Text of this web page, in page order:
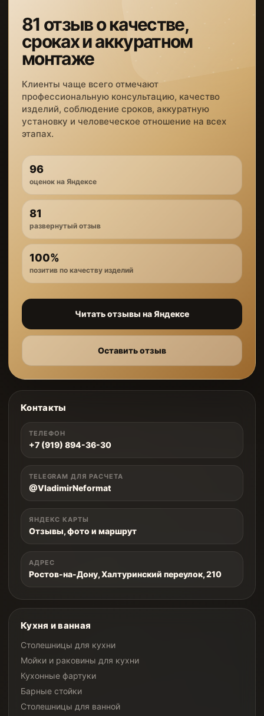
81 отзыв о качестве,
сроках и аккуратном
монтаже
Клиенты чаще всего отмечают
профессиональную консультацию, качество
изделий, соблюдение сроков, аккуратную
установку и человеческое отношение на всех
этапах.
96
оценок на Яндексе
81
развернутый отзыв
100%
позитив по качеству изделий
Читать отзывы на Яндексе
Оставить отзыв
Контакты
ТЕЛЕФОН
+7 (919) 894-36-30
TELEGRAM ДЛЯ РАСЧЕТА
@VladimirNeformat
ЯНДЕКС КАРТЫ
Отзывы, фото и маршрут
АДРЕС
Ростов-на-Дону, Халтуринский переулок, 210
Кухня и ванная
Столешницы для кухни
Мойки и раковины для кухни
Кухонные фартуки
Барные стойки
Столешницы для ванной